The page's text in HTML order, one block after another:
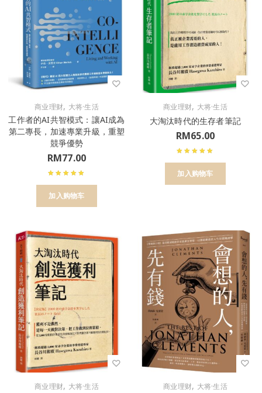
商业理财, 大将·生活
工作者的AI共智模式：讓AI成為
第二專長，加速專業升級，重塑
競爭優勢
RM77.00
加入购物车
商业理财, 大将·生活
大淘汰時代的生存者筆記
RM65.00
加入购物车
商业理财, 大将·生活 商业理财, 大将·生活